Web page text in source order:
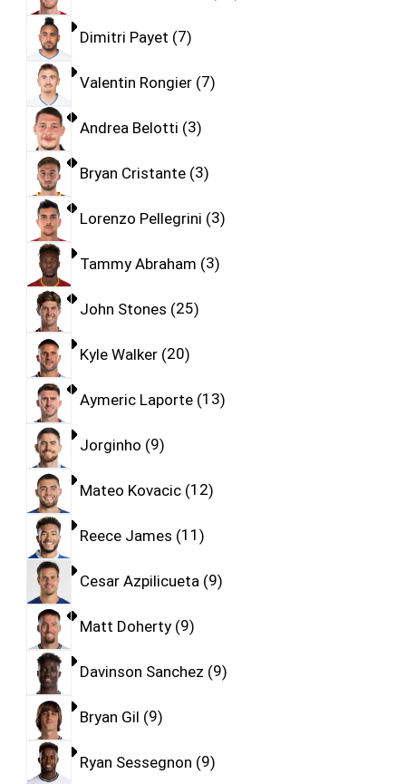
Dimitri Payet 7
Valentin Rongier 7
Andrea Belotti 3
Bryan Cristante 3
Lorenzo Pellegrini 3
Tammy Abraham 3
John Stones 25
Kyle Walker 20
Aymeric Laporte 13
Jorginho 9
Mateo Kovacic 12
Reece James 11
Cesar Azpilicueta 9
Matt Doherty 9
Davinson Sanchez 9
Bryan Gil 9
Ryan Sessegnon 9